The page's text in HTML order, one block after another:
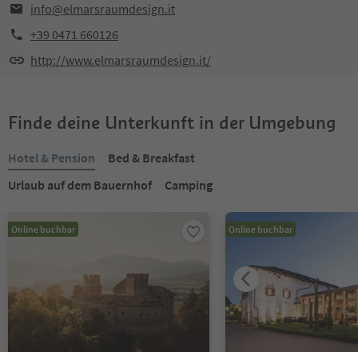
info@elmarsraumdesign.it
+39 0471 660126
http://www.elmarsraumdesign.it/
Finde deine Unterkunft in der Umgebung
Hotel & Pension
Bed & Breakfast
Urlaub auf dem Bauernhof
Camping
Online buchbar Online buchbar